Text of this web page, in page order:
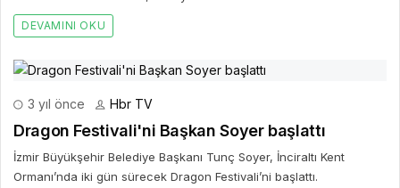
DEVAMINI OKU
3 yıl önce Hbr TV
Dragon Festivali'ni Başkan Soyer başlattı
İzmir Büyükşehir Belediye Başkanı Tunç Soyer, İnciraltı Kent
Ormanı’nda iki gün sürecek Dragon Festivali’ni başlattı.